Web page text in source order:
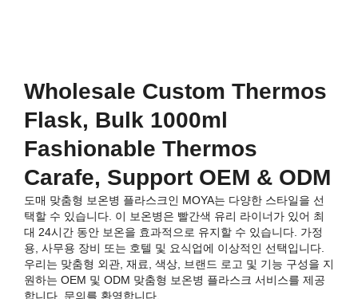
Wholesale Custom Thermos
Flask, Bulk 1000ml
Fashionable Thermos
Carafe, Support OEM & ODM
도매 맞춤형 보온병 플라스크인 MOYA는 다양한 스타일을 선
택할 수 있습니다. 이 보온병은 빨간색 유리 라이너가 있어 최
대 24시간 동안 보온을 효과적으로 유지할 수 있습니다. 가정
용, 사무용 장비 또는 호텔 및 요식업에 이상적인 선택입니다.
우리는 맞춤형 외관, 재료, 색상, 브랜드 로고 및 기능 구성을 지
원하는 OEM 및 ODM 맞춤형 보온병 플라스크 서비스를 제공
합니다. 문의를 환영합니다.